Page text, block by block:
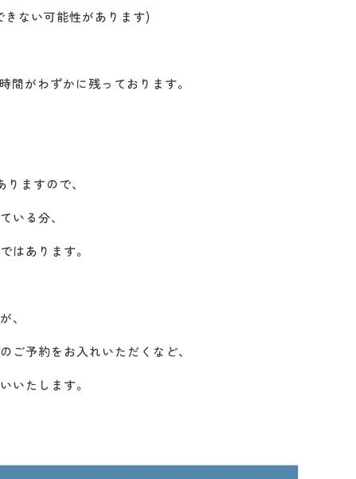
ない可能性があります)
がわずかに残っております。
ますので、
いる分、
はあります。
、
ご予約をお入れいただくなど、
いたします。